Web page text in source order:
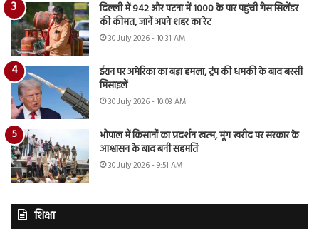
दिल्ली में 942 और पटना में 1000 के पार पहुंची गैस सिलेंडर
की कीमत, जानें अपने शहर का रेट
30 July 2026 - 10:31 AM
ईरान पर अमेरिका का बड़ा हमला, ट्रंप की धमकी के बाद बरसी
मिसाइलें
30 July 2026 - 10:03 AM
भोपाल में किसानों का प्रदर्शन खत्म, मूंग खरीद पर सरकार के
आश्वासन के बाद बनी सहमति
30 July 2026 - 9:51 AM
शिक्षा